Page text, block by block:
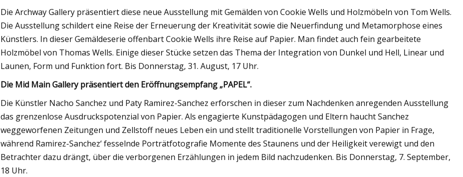
Die Archway Gallery präsentiert diese neue Ausstellung mit Gemälden von Cookie Wells und Holzmöbeln von Tom Wells.
Die Ausstellung schildert eine Reise der Erneuerung der Kreativität sowie die Neuerfindung und Metamorphose eines
Künstlers. In dieser Gemäldeserie offenbart Cookie Wells ihre Reise auf Papier. Man findet auch fein gearbeitete
Holzmöbel von Thomas Wells. Einige dieser Stücke setzen das Thema der Integration von Dunkel und Hell, Linear und
Launen, Form und Funktion fort. Bis Donnerstag, 31. August, 17 Uhr.
Die Mid Main Gallery präsentiert den Eröffnungsempfang „PAPEL“.
Die Künstler Nacho Sanchez und Paty Ramirez-Sanchez erforschen in dieser zum Nachdenken anregenden Ausstellung
das grenzenlose Ausdruckspotenzial von Papier. Als engagierte Kunstpädagogen und Eltern haucht Sanchez
weggeworfenen Zeitungen und Zellstoff neues Leben ein und stellt traditionelle Vorstellungen von Papier in Frage,
während Ramirez-Sanchez‘ fesselnde Porträtfotografie Momente des Staunens und der Heiligkeit verewigt und den
Betrachter dazu drängt, über die verborgenen Erzählungen in jedem Bild nachzudenken. Bis Donnerstag, 7. September,
18 Uhr.